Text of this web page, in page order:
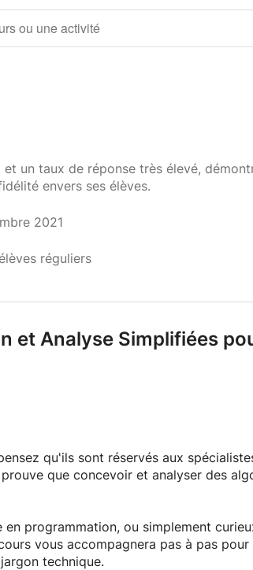
ou une activité
un taux de réponse très élevé,
envers ses élèves.
2021
réguliers
et Analyse Simplifiées
qu'ils sont réservés aux
que concevoir et analyser des
programmation, ou simplement
vous accompagnera pas à pas pour
technique.